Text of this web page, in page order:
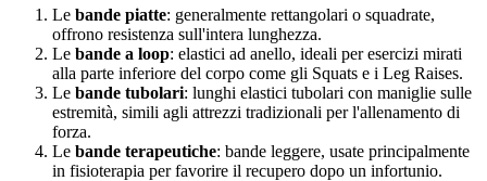
Le bande piatte: generalmente rettangolari o squadrate,
offrono resistenza sull'intera lunghezza.
Le bande a loop: elastici ad anello, ideali per esercizi mirati
alla parte inferiore del corpo come gli Squats e i Leg Raises.
Le bande tubolari: lunghi elastici tubolari con maniglie sulle
estremità, simili agli attrezzi tradizionali per l'allenamento di
forza.
Le bande terapeutiche: bande leggere, usate principalmente
in fisioterapia per favorire il recupero dopo un infortunio.